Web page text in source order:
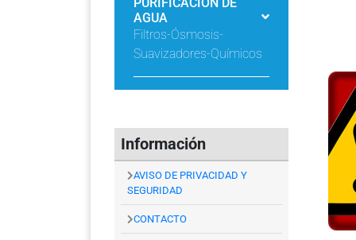
AGUA
Filtros-Ósmosis-
Suavizadores-Químicos
Información
AVISO DE PRIVACIDAD Y
SEGURIDAD
CONTACTO